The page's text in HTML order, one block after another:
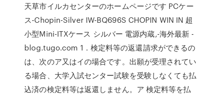
天草市イルカセンターのホームページです PCケー
ス-Chopin-Silver IW-BQ696S CHOPIN WIN IN 超
小型Mini-ITXケース シルバー 電源内蔵,-海外最新 -
blog.tugo.com 1．検定料等の返還請求ができるの
は、次のア又はイの場合です。出願が受理されてい
る場合、大学入試センター試験を受験しなくても払
込済の検定料等は返還しません。ア 検定料等を払